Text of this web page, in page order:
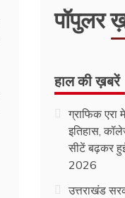
पॉपुलर
हाल की ख़बरें
ग्राफिक
इतिहास,
सीटें बढ़कर
2026
उत्तराखंड